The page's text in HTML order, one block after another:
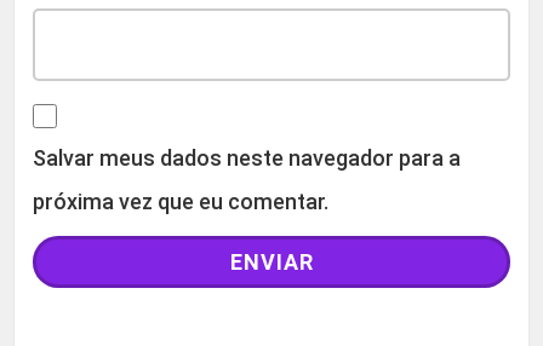
Salvar meus dados neste navegador para a
próxima vez que eu comentar.